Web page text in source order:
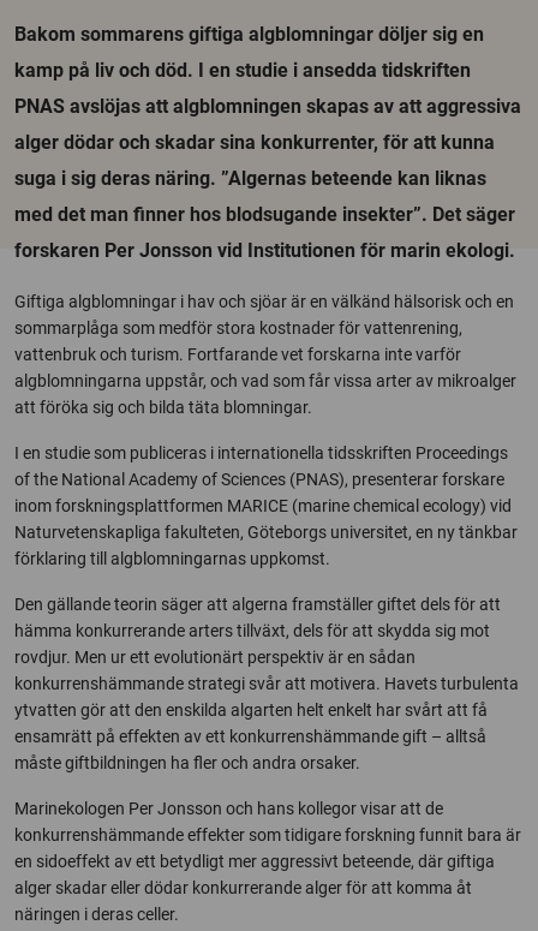
Bakom sommarens giftiga algblomningar döljer sig en
kamp på liv och död. I en studie i ansedda tidskriften
PNAS avslöjas att algblomningen skapas av att aggressiva
alger dödar och skadar sina konkurrenter, för att kunna
suga i sig deras näring. ”Algernas beteende kan liknas
med det man finner hos blodsugande insekter”. Det säger
forskaren Per Jonsson vid Institutionen för marin ekologi.
Giftiga algblomningar i hav och sjöar är en välkänd hälsorisk och en
sommarplåga som medför stora kostnader för vattenrening,
vattenbruk och turism. Fortfarande vet forskarna inte varför
algblomningarna uppstår, och vad som får vissa arter av mikroalger
att föröka sig och bilda täta blomningar.
I en studie som publiceras i internationella tidsskriften Proceedings
of the National Academy of Sciences (PNAS), presenterar forskare
inom forskningsplattformen MARICE (marine chemical ecology) vid
Naturvetenskapliga fakulteten, Göteborgs universitet, en ny tänkbar
förklaring till algblomningarnas uppkomst.
Den gällande teorin säger att algerna framställer giftet dels för att
hämma konkurrerande arters tillväxt, dels för att skydda sig mot
rovdjur. Men ur ett evolutionärt perspektiv är en sådan
konkurrenshämmande strategi svår att motivera. Havets turbulenta
ytvatten gör att den enskilda algarten helt enkelt har svårt att få
ensamrätt på effekten av ett konkurrenshämmande gift – alltså
måste giftbildningen ha fler och andra orsaker.
Marinekologen Per Jonsson och hans kollegor visar att de
konkurrenshämmande effekter som tidigare forskning funnit bara är
en sidoeffekt av ett betydligt mer aggressivt beteende, där giftiga
alger skadar eller dödar konkurrerande alger för att komma åt
näringen i deras celler.